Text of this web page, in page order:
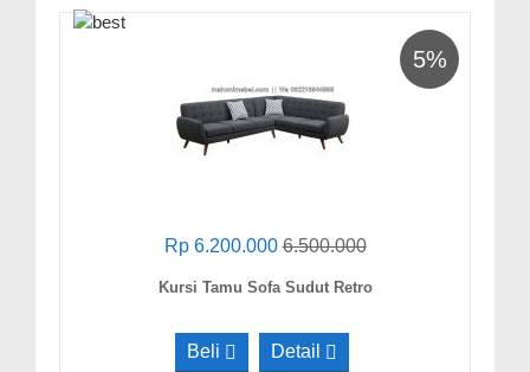
5%
Rp 6.200.0006.500.000
Kursi Tamu Sofa Sudut Retro
Beli Detail